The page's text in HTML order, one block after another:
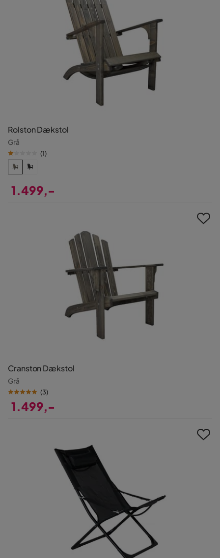
Rolston Dækstol
Grå
(1)
1.499,-
Cranston Dækstol
Grå
(3)
1.499,-